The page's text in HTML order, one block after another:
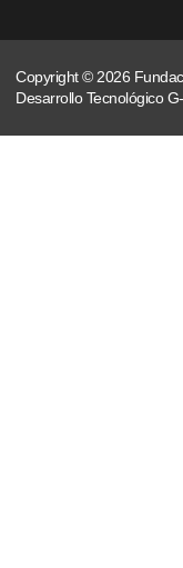
Copyright © 2026
Desarrollo Tecnológico